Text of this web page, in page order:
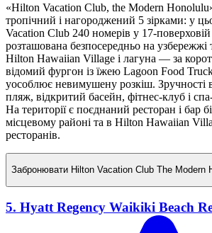
«Hilton Vacation Club, the Modern
тропічний і нагороджений 5 зірками: у
Vacation Club 240 номерів у 17-
розташована безпосередньо на узбережжі
Hilton Hawaiian Village і лагуна — за
відомий фургон із їжею Lagoon Food
уособлює невимушену розкіш.
пляж, відкритий басейн, фітнес-клуб і
На території є поєднаний ресторан і бар
місцевому районі та в Hilton Hawaiian
ресторанів.
Забронювати Hilton Vacation Club The Modern
5. Hyatt Regency Waikiki Beach